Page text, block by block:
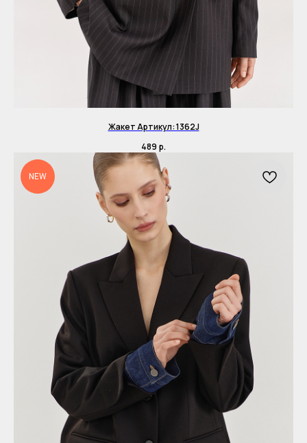
Жакет Артикул: 1362J
489 р.
NEW